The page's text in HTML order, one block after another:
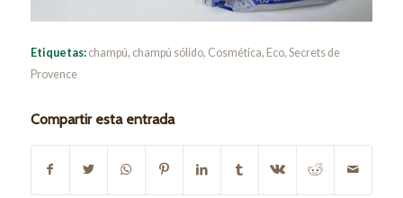
Etiquetas: champú, champú sólido, Cosmética, Eco, Secrets de
Provence
Compartir esta entrada